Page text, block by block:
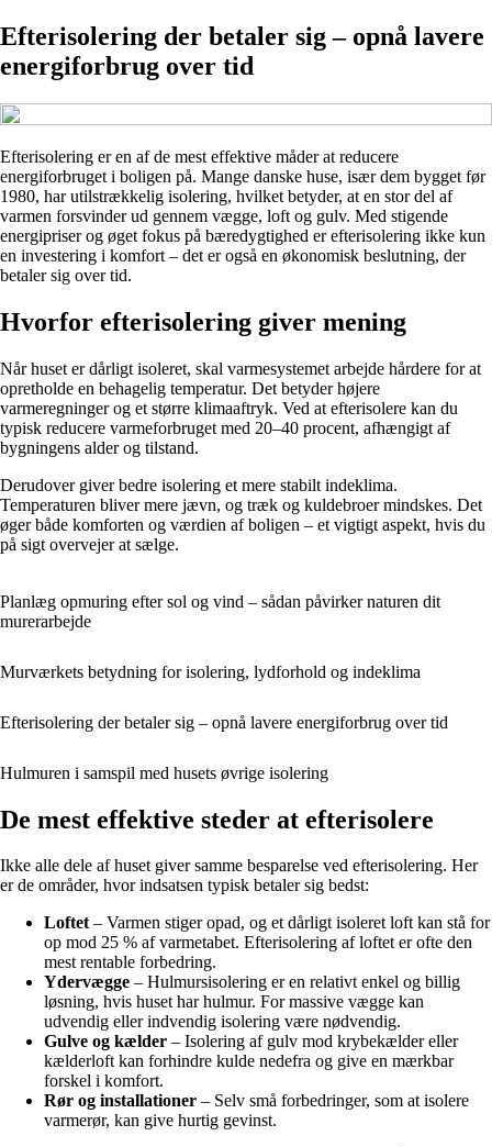
Efterisolering der betaler sig – opnå lavere
energiforbrug over tid
Efterisolering er en af de mest effektive måder at reducere
energiforbruget i boligen på. Mange danske huse, især dem bygget før
1980, har utilstrækkelig isolering, hvilket betyder, at en stor del af
varmen forsvinder ud gennem vægge, loft og gulv. Med stigende
energipriser og øget fokus på bæredygtighed er efterisolering ikke kun
en investering i komfort – det er også en økonomisk beslutning, der
betaler sig over tid.
Hvorfor efterisolering giver mening
Når huset er dårligt isoleret, skal varmesystemet arbejde hårdere for at
opretholde en behagelig temperatur. Det betyder højere
varmeregninger og et større klimaaftryk. Ved at efterisolere kan du
typisk reducere varmeforbruget med 20–40 procent, afhængigt af
bygningens alder og tilstand.
Derudover giver bedre isolering et mere stabilt indeklima.
Temperaturen bliver mere jævn, og træk og kuldebroer mindskes. Det
øger både komforten og værdien af boligen – et vigtigt aspekt, hvis du
på sigt overvejer at sælge.
Planlæg opmuring efter sol og vind – sådan påvirker naturen dit
murerarbejde
Murværkets betydning for isolering, lydforhold og indeklima
Efterisolering der betaler sig – opnå lavere energiforbrug over tid
Hulmuren i samspil med husets øvrige isolering
De mest effektive steder at efterisolere
Ikke alle dele af huset giver samme besparelse ved efterisolering. Her
er de områder, hvor indsatsen typisk betaler sig bedst:
Loftet– Varmen stiger opad, og et dårligt isoleret loft kan stå for
op mod 25 % af varmetabet. Efterisolering af loftet er ofte den
mest rentable forbedring.
Ydervægge – Hulmursisolering er en relativt enkel og billig
løsning, hvis huset har hulmur. For massive vægge kan
udvendig eller indvendig isolering være nødvendig.
Gulve og kælder – Isolering af gulv mod krybekælder eller
kælderloft kan forhindre kulde nedefra og give en mærkbar
forskel i komfort.
Rør og installationer – Selv små forbedringer, som at isolere
varmerør, kan give hurtig gevinst.